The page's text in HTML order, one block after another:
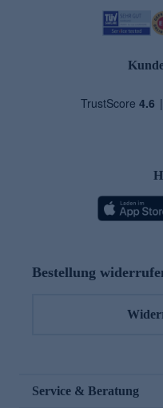
Bestellung
Service & Beratung